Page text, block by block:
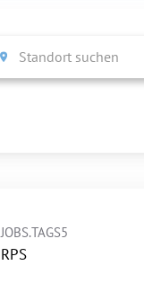
JOBS.TAGS5
RPS